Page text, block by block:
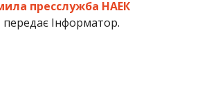
пресслужба НАЕК
передає Інформатор.